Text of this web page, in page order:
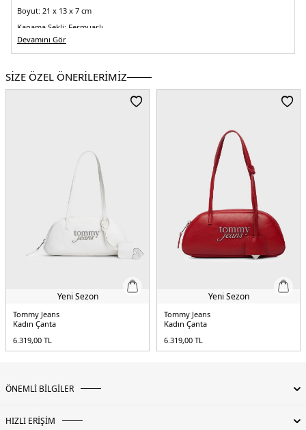
Boyut: 21 x 13 x 7 cm
Kapama Şekli: Fermuarlı
Yaş Grubu:Yetişkin
Menşei:Kamboçya
2DEAW0AW18010YBH.25
Devamını Gör
SİZE ÖZEL ÖNERİLERİMİZ
Yeni Sezon
Tommy Jeans
Kadın Çanta
6.319,00 TL
Yeni Sezon
Tommy Jeans
Kadın Çanta
6.319,00 TL
ÖNEMLİ BİLGİLER
HIZLI ERİŞİM